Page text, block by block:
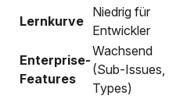
Lernkurve
Niedrig für
Entwickler
Enterprise-
Features
Wachsend
(Sub-Issues,
Types)